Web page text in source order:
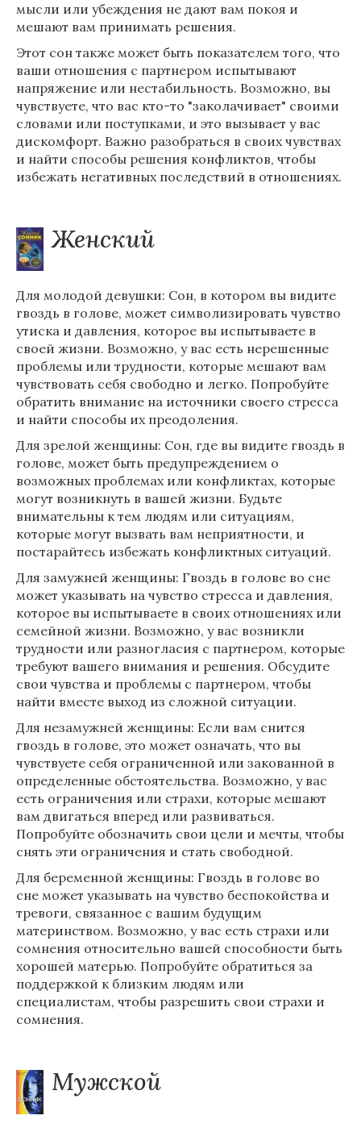
мысли или убеждения не дают вам покоя и
мешают вам принимать решения.
Этот сон также может быть показателем того, что
ваши отношения с партнером испытывают
напряжение или нестабильность. Возможно, вы
чувствуете, что вас кто-то "заколачивает" своими
словами или поступками, и это вызывает у вас
дискомфорт. Важно разобраться в своих чувствах
и найти способы решения конфликтов, чтобы
избежать негативных последствий в отношениях.
Женский
Для молодой девушки: Сон, в котором вы видите
гвоздь в голове, может символизировать чувство
утиска и давления, которое вы испытываете в
своей жизни. Возможно, у вас есть нерешенные
проблемы или трудности, которые мешают вам
чувствовать себя свободно и легко. Попробуйте
обратить внимание на источники своего стресса
и найти способы их преодоления.
Для зрелой женщины: Сон, где вы видите гвоздь в
голове, может быть предупреждением о
возможных проблемах или конфликтах, которые
могут возникнуть в вашей жизни. Будьте
внимательны к тем людям или ситуациям,
которые могут вызвать вам неприятности, и
постарайтесь избежать конфликтных ситуаций.
Для замужней женщины: Гвоздь в голове во сне
может указывать на чувство стресса и давления,
которое вы испытываете в своих отношениях или
семейной жизни. Возможно, у вас возникли
трудности или разногласия с партнером, которые
требуют вашего внимания и решения. Обсудите
свои чувства и проблемы с партнером, чтобы
найти вместе выход из сложной ситуации.
Для незамужней женщины: Если вам снится
гвоздь в голове, это может означать, что вы
чувствуете себя ограниченной или закованной в
определенные обстоятельства. Возможно, у вас
есть ограничения или страхи, которые мешают
вам двигаться вперед или развиваться.
Попробуйте обозначить свои цели и мечты, чтобы
снять эти ограничения и стать свободной.
Для беременной женщины: Гвоздь в голове во
сне может указывать на чувство беспокойства и
тревоги, связанное с вашим будущим
материнством. Возможно, у вас есть страхи или
сомнения относительно вашей способности быть
хорошей матерью. Попробуйте обратиться за
поддержкой к близким людям или
специалистам, чтобы разрешить свои страхи и
сомнения.
Мужской